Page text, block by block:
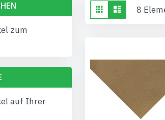
Anzeigen
als
Liste Liste
8
zum
auf Ihrer